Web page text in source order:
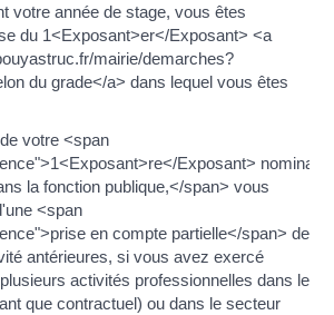
votre année de stage, vous êtes
du 1<Exposant>er</Exposant> <a
mairie/demarches?
du grade</a> dans lequel vous êtes
votre <span
Exposant>
la fonction publique,</span> vous
<span
en compte partielle</span> de
antérieures, si vous avez exercé
activités professionnelles dans le
que contractuel) ou dans le secteur